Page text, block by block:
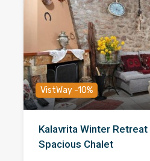
VistWay -10%
Kalavrita Winter
Spacious Chalet